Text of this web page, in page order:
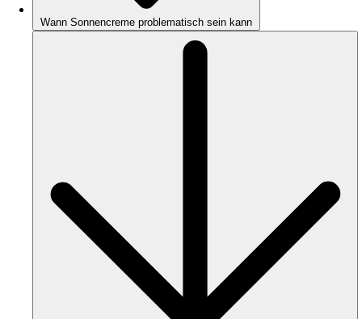
Wann Sonnencreme problematisch sein kann